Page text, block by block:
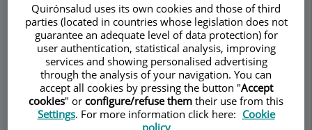
Consultori
UA Unidad Alergo-Rino -
Dra. Adriana
Quirónsalud uses its own cookies and those of third
parties (located in countries whose legislation does not
guarantee an adequate level of data protection) for
user authentication, statistical analysis, improving
services and showing personalised advertising
through the analysis of your navigation. You can
accept all cookies by pressing the button "Accept
cookies" or configure/refuse them their use from this
Settings. For more information click here: Cookie
policy